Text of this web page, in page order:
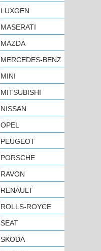
LUXGEN
MASERATI
MAZDA
MERCEDES-BENZ
MINI
MITSUBISHI
NISSAN
OPEL
PEUGEOT
PORSCHE
RAVON
RENAULT
ROLLS-ROYCE
SEAT
SKODA